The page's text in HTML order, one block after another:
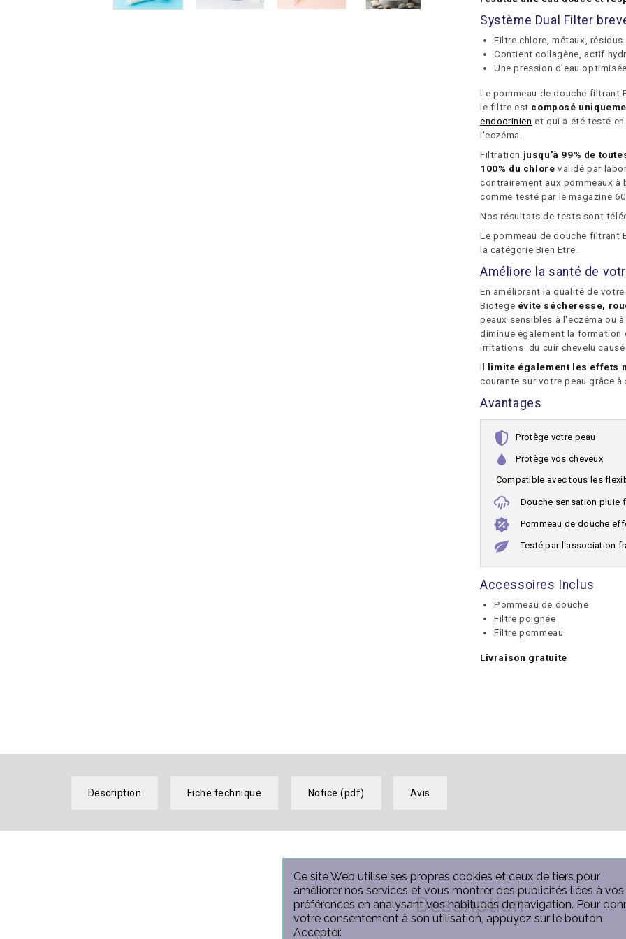
Système Dual Filter
Filtre chlore, métaux,
Contient collagène, actif
Une pression d'eau
Le pommeau de douche filtrant
le filtre est composé
endocrinien et qui a été testé
l'eczéma.
Filtration jusqu'à 99% de
100% du chlore validé par
contrairement aux pommeaux
comme testé par le magazine
Nos résultats de tests sont
Le pommeau de douche filtrant
la catégorie Bien Etre.
Améliore la santé de
En améliorant la qualité de
Biotege évite sécheresse,
peaux sensibles à l'eczéma ou
diminue également la
irritations du cuir chevelu
Il limite également les effets
courante sur votre peau grâce
Avantages
Protège votre peau
Protège vos cheveux
Compatible avec tous les
Douche sensation pluie
Pommeau de douche
Testé par l'association
Accessoires Inclus
Pommeau de douche
Filtre poignée
Filtre pommeau
Livraison gratuite
Description Fiche technique Notice (pdf) Avis
Description
Ce site Web utilise ses propres cookies et ceux de tiers pour
améliorer nos services et vous montrer des publicités liées à vos
préférences en analysant vos habitudes de navigation. Pour
votre consentement à son utilisation, appuyez sur le bouton
Accepter.